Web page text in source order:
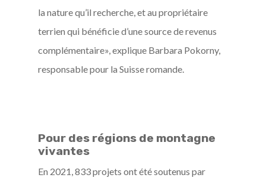
la nature qu’il recherche, et au propriétaire
terrien qui bénéficie d’une source de revenus
complémentaire», explique Barbara Pokorny,
responsable pour la Suisse romande.
Pour des régions de montagne
vivantes
En 2021, 833 projets ont été soutenus par